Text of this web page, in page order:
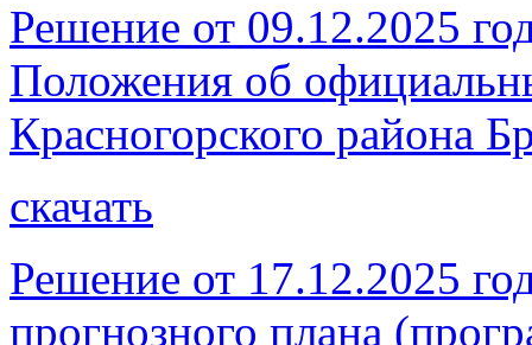
Решение от 09.12.2025
Положения об
Красногорского района
скачать
Решение от 17.12.2025
прогнозного плана